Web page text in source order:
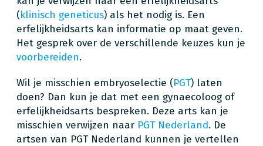
(klinisch geneticus) als het nodig is. Een
erfelijkheidsarts kan informatie op maat geven.
Het gesprek over de verschillende keuzes kun je
voorbereiden.
Wil je misschien embryoselectie (PGT) laten
doen? Dan kun je dat met een gynaecoloog of
erfelijkheidsarts bespreken. Deze arts kan je
misschien verwijzen naar PGT Nederland. De
artsen van PGT Nederland kunnen je vertellen